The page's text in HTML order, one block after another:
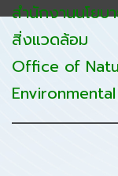
สำนักงานนโยบ
สิ่งแวดล้อม
Office of